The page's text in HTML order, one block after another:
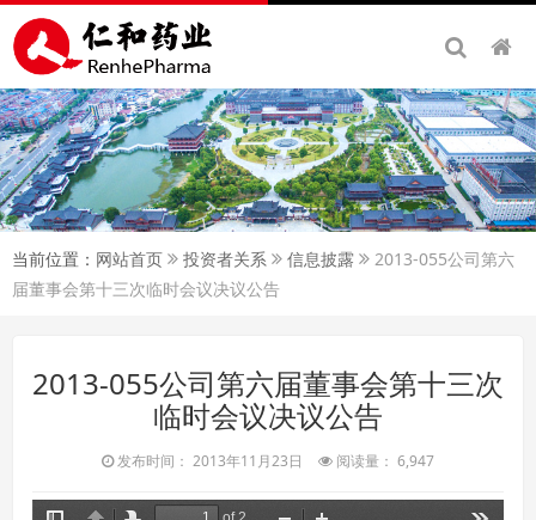
当前位置： 网站首页 投资者关系 信息披露
2013-055公司第六
届董事会第十三次临时会议决议公告
2013-055公司第六届董事会第十三次
临时会议决议公告
发布时间： 2013年11月23日 阅读量： 6,947